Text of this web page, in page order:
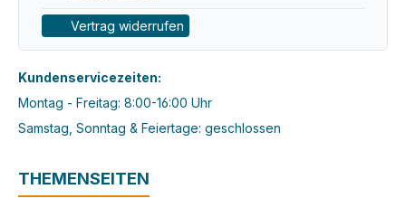
Vertrag widerrufen
Kundenservicezeiten:
Montag - Freitag: 8:00-16:00 Uhr
Samstag, Sonntag & Feiertage: geschlossen
THEMENSEITEN